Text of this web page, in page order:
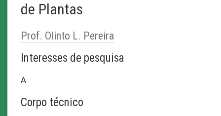
de Plantas
Prof. Olinto L. Pereira
Interesses de pesquisa
A
Corpo técnico